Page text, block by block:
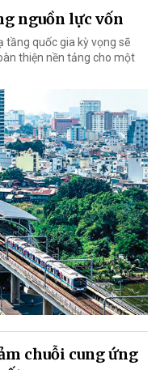
nguồn lực vốn
tầng quốc gia kỳ vọng sẽ
thiện nền tảng cho một
chuỗi cung ứng